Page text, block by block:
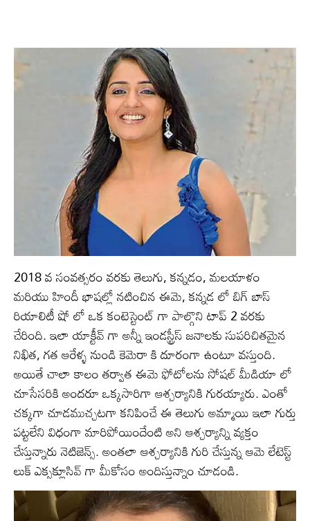
2018 వ సంవత్సరం వరకు తెలుగు, కన్నడం, మలయాళం
మరియు హిందీ భాషల్లో నటించిన ఈమె, కన్నడ లో బిగ్ బాస్
రియాలిటీ షో లో ఒక కంటెస్టెంట్ గా పాల్గొని టాప్ 2 వరకు
చేరింది. ఇలా యాక్టీవ్ గా అన్నీ ఇండస్ట్రీస్ జనాలకు సుపరిచితమైన
నిఖిత, గత ఆరేళ్ళ నుండి కెమెరా కి దూరంగా ఉంటూ వస్తుంది.
అయితే చాలా కాలం తర్వాత ఈమె ఫోటోలను సోషల్ మీడియా లో
చూసేసరికి అందరూ ఒక్కసారిగా ఆశ్చర్యానికి గురయ్యారు. ఎంతో
చక్కగా చూడముచ్చటగా కనిపించే ఈ తెలుగు అమ్మాయి ఇలా గుర్తు
పట్టలేని విధంగా మారిపోయిందేంటి అని ఆశ్చర్యాన్ని వ్యక్తం
చేస్తున్నారు నెటిజెన్స్. అంతలా ఆశ్చర్యానికి గురి చేస్తున్న ఆమె లేటెస్ట్
లుక్ ఎక్సక్లూసివ్ గా మీకోసం అందిస్తున్నాం చూడండి.